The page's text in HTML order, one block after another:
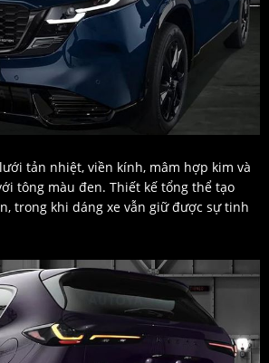
tản nhiệt, viền kính, mâm hợp kim và
tông màu đen. Thiết kế tổng thể tạo
trong khi dáng xe vẫn giữ được sự tinh